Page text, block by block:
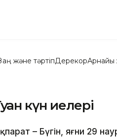
және тәртіпДерекқорАрнайы
күн иелері
– Бүгін, яғни 29